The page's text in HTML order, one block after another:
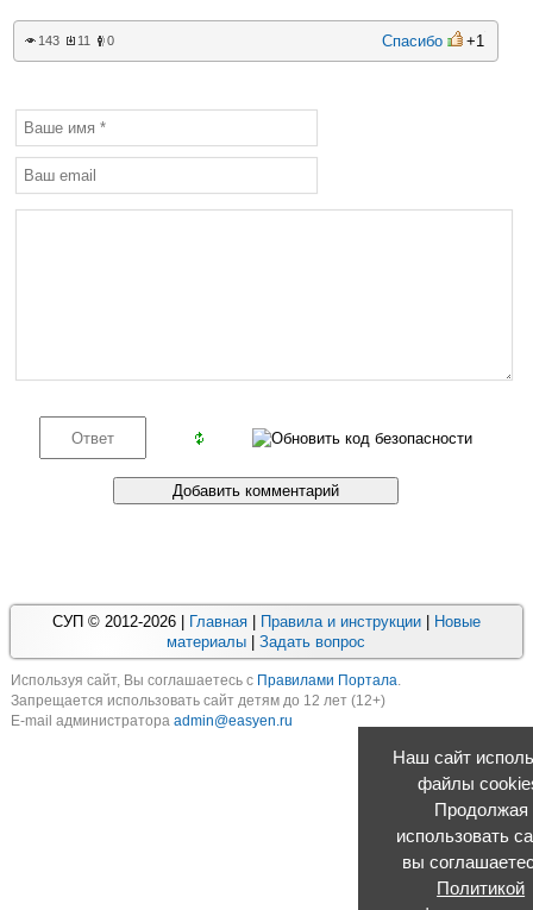
143 11 0 Спасибо +1
СУП © 2012-2026 | Главная| Правила и инструкции|
Новые
материалы |Задать вопрос
Используя cайт, Вы соглашаетесь с Правилами Портала.
Запрещается использовать сайт детям до 12 лет (12+)
E-mail администратора admin@easyen.ru
Наш сайт
файлы
Продолжая
использовать
вы
Политикой